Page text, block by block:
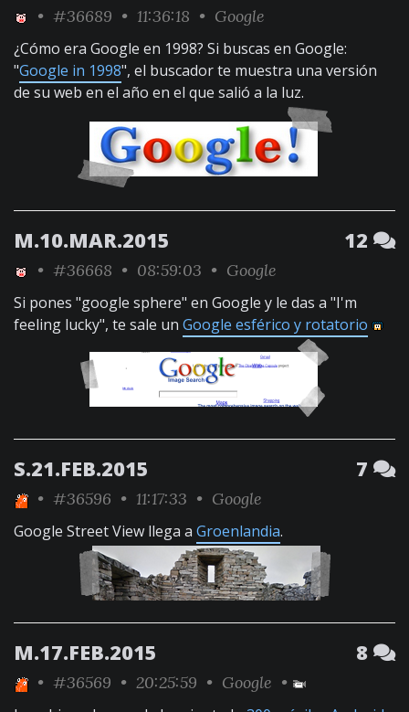
• #36689 • 11:36:18 • Google
¿Cómo era Google en 1998? Si buscas en Google:
"Google in 1998", el buscador te muestra una versión
de su web en el año en el que salió a la luz.
M.10.MAR.2015 12
• #36668 • 08:59:03 • Google
Si pones "google sphere" en Google y le das a "I'm
feeling lucky", te sale un Google esférico y rotatorio
S.21.FEB.2015 7
• #36596 • 11:17:33 • Google
Google Street View llega a Groenlandia.
M.17.FEB.2015 8
• #36569 • 20:25:59 • Google •